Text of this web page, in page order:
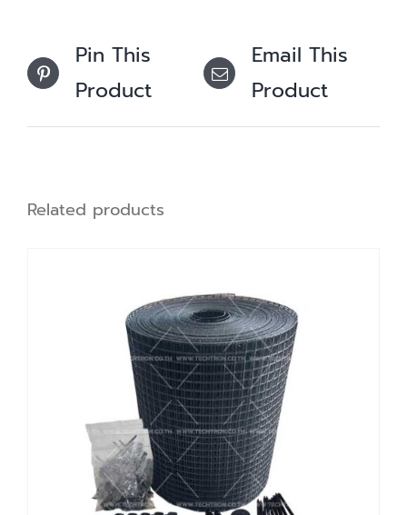
Pin This
Product
Email This
Product
Related products